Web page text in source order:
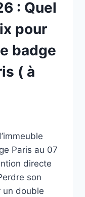
: Quel
pour
badge
( à
Paris au 07
directe
son
un double